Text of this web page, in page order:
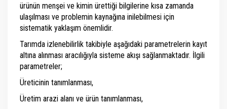
ürünün menşei ve kimin ürettiği bilgilerine kısa zamanda
ulaşılması ve problemin kaynağına inilebilmesi için
sistematik yaklaşım önemlidir.
Tarımda izlenebilirlik takibiyle aşağıdaki parametrelerin kayıt
altına alınması aracılığıyla sisteme akışı sağlanmaktadır. İlgili
parametreler;
Üreticinin tanımlanması,
Üretim arazi alanı ve ürün tanımlanması,